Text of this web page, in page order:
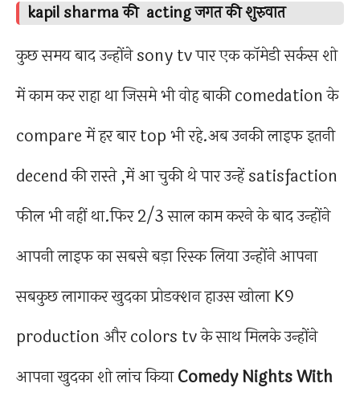
kapil sharma की acting जगत की शुरुवात
कुछ समय बाद उन्होंने sony tv पार एक कॉमेडी सर्कस शो
में काम कर राहा था जिसमे भी वोह बाकी comedation के
compare में हर बार top भी रहे.अब उनकी लाइफ इतनी
decend की रास्ते ,में आ चुकी थे पार उन्हें satisfaction
फील भी नहीं था.फिर 2/3 साल काम करने के बाद उन्होंने
आपनी लाइफ का सबसे बड़ा रिस्क लिया उन्होंने आपना
सबकुछ लागाकर खुदका प्रोडक्शन हाउस खोला K9
production और colors tv के साथ मिलके उन्होंने
आपना खुदका शो लांच कियाComedy Nights With